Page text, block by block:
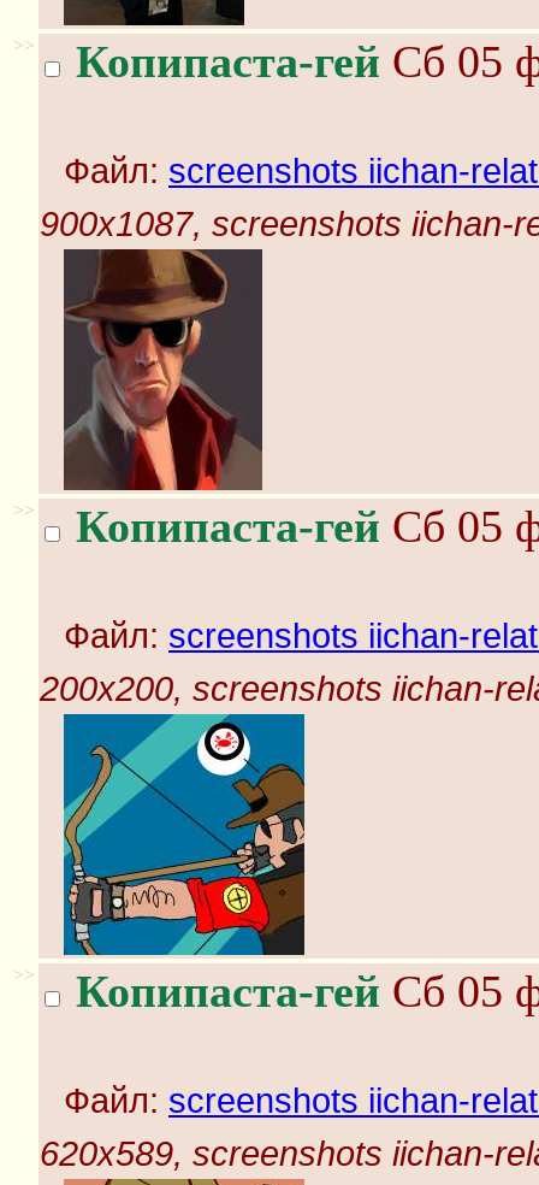
>> Копипаста-гей Сб 05
Файл: screenshots iichan-
900x1087, screenshots iichan-
>> Копипаста-гей Сб 05
Файл: screenshots iichan-
200x200, screenshots iichan-
>> Копипаста-гей Сб 05
Файл: screenshots iichan-
620x589, screenshots iichan-